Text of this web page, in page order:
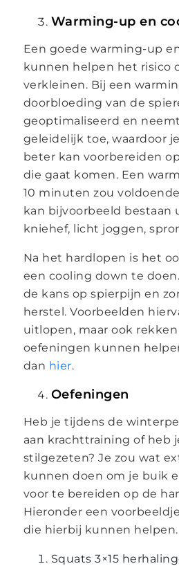
Warming-up en
Een goede warming-up
kunnen helpen het risico
verkleinen. Bij een
doorbloeding van de
geoptimaliseerd en
geleidelijk toe, waardoor
beter kan voorbereiden
die gaat komen. Een
10 minuten zou
kan bijvoorbeeld bestaan
kniehef, licht joggen,
Na het hardlopen is het
een cooling down te
de kans op spierpijn en
herstel. Voorbeelden
uitlopen, maar ook
oefeningen kunnen
dan hier.
Oefeningen
Heb je tijdens de
aan krachttraining of heb
stilgezeten? Je zou wat
kunnen doen om je buik
voor te bereiden op de
Hieronder een
die hierbij kunnen helpen.
Squats 3×15